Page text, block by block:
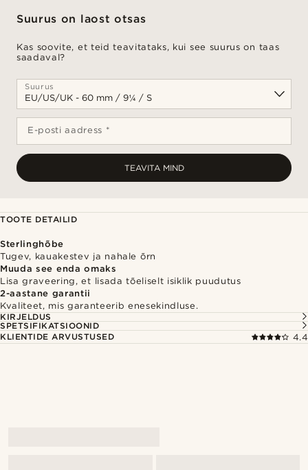
Suurus on laost otsas
Kas soovite, et teid teavitataks, kui see suurus on taas
saadaval?
Suurus
E-posti aadress *
TEAVITA MIND
TOOTE DETAILID
Sterlinghõbe
Tugev, kauakestev ja nahale õrn
Muuda see enda omaks
Lisa graveering, et lisada tõeliselt isiklik puudutus
2-aastane garantii
Kvaliteet, mis garanteerib enesekindluse.
KIRJELDUS
SPETSIFIKATSIOONID
KLIENTIDE ARVUSTUSED
4.4